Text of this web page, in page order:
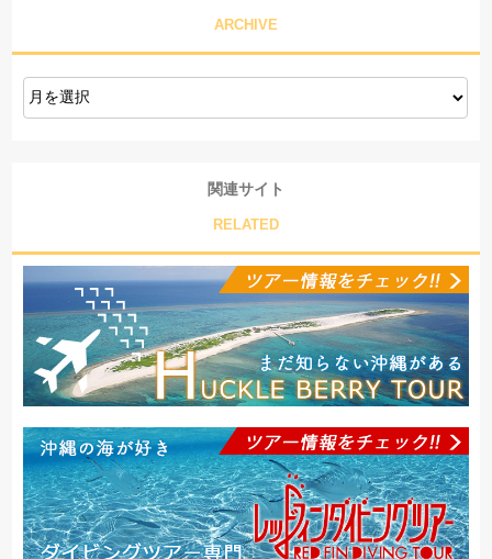
ARCHIVE
関連サイト
RELATED